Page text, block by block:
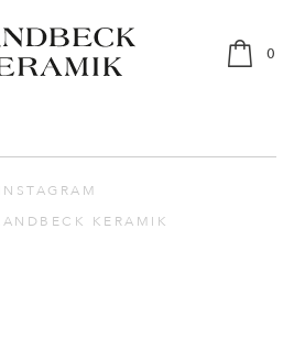
0
INSTAGRAM
KERAMIK